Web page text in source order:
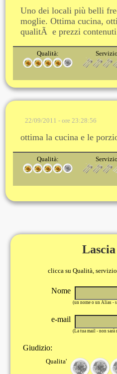
Uno dei locali più belli
moglie. Ottima cucina,
qualitÃ e prezzi
Qualità:
22/09/2011 - ore 23:28:56
ottima la cucina e le
Qualità:
clicca su Qualità,
Nome
(un nome o un Alias -
e-mail
(La tua mail - non
Giudizio:
Qualita'